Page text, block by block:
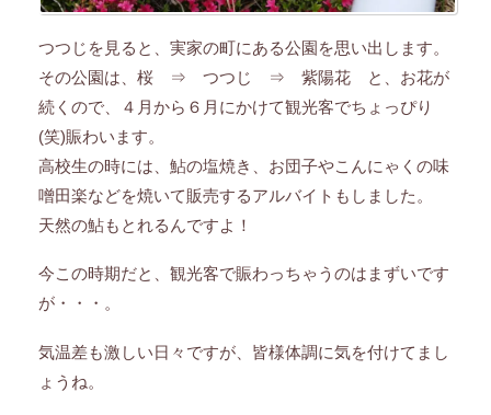
つつじを見ると、実家の町にある公園を思い出します。
その公園は、桜 ⇒ つつじ ⇒ 紫陽花 と、お花が
続くので、４月から６月にかけて観光客でちょっぴり
(笑)賑わいます。
高校生の時には、鮎の塩焼き、お団子やこんにゃくの味
噌田楽などを焼いて販売するアルバイトもしました。
天然の鮎もとれるんですよ！
今この時期だと、観光客で賑わっちゃうのはまずいです
が・・・。
気温差も激しい日々ですが、皆様体調に気を付けてまし
ょうね。